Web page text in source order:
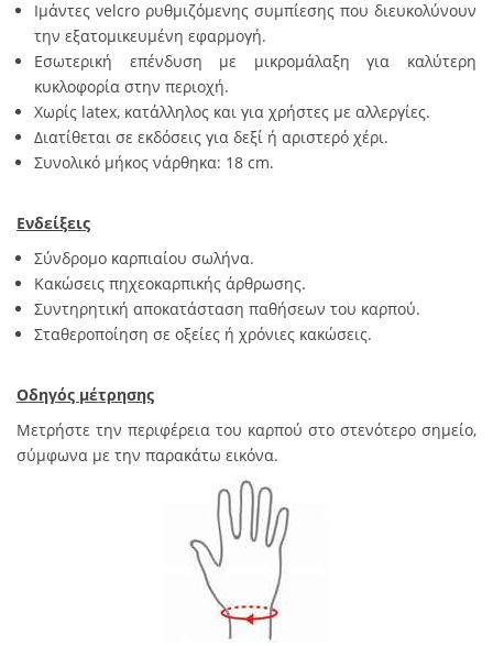
Ιμάντες velcro ρυθμιζόμενης συμπίεσης που διευκολύνουν
την εξατομικευμένη εφαρμογή.
Εσωτερική επένδυση με μικρομάλαξη για καλύτερη
κυκλοφορία στην περιοχή.
Χωρίς latex, κατάλληλος και για χρήστες με αλλεργίες.
Διατίθεται σε εκδόσεις για δεξί ή αριστερό χέρι.
Συνολικό μήκος νάρθηκα: 18 cm.
Ενδείξεις
Σύνδρομο καρπιαίου σωλήνα.
Κακώσεις πηχεοκαρπικής άρθρωσης.
Συντηρητική αποκατάσταση παθήσεων του καρπού.
Σταθεροποίηση σε οξείες ή χρόνιες κακώσεις.
Οδηγός μέτρησης
Μετρήστε την περιφέρεια του καρπού στο στενότερο σημείο,
σύμφωνα με την παρακάτω εικόνα.